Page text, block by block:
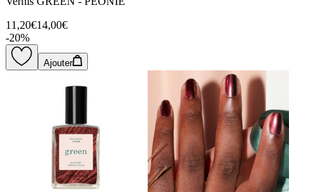
11,20€14,00€
-20%
Ajouter